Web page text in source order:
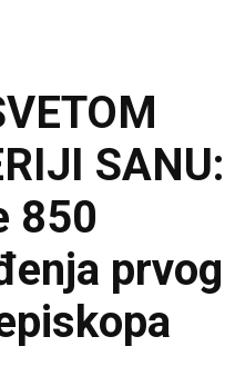
SANU:
850
prvog